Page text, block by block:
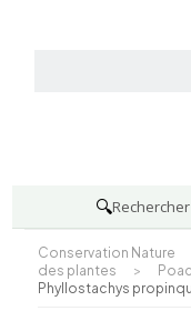
🔍
Conservation Nature
des plantes
>
Phyllostachys